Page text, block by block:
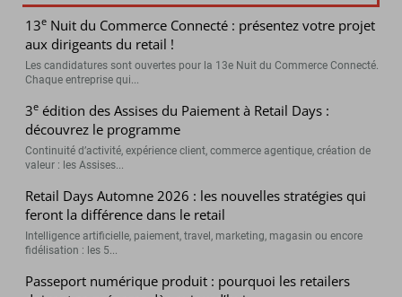
13e Nuit du Commerce Connecté : présentez votre projet
aux dirigeants du retail !
Les candidatures sont ouvertes pour la 13e Nuit du Commerce Connecté.
Chaque entreprise qui...
3e édition des Assises du Paiement à Retail Days :
découvrez le programme
Continuité d’activité, expérience client, commerce agentique, création de
valeur : les Assises...
Retail Days Automne 2026 : les nouvelles stratégies qui
feront la différence dans le retail
Intelligence artificielle, paiement, travel, marketing, magasin ou encore
fidélisation : les 5...
Passeport numérique produit : pourquoi les retailers